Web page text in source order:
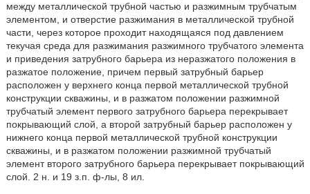
между металлической трубной частью и разжимным трубчатым
элементом, и отверстие разжимания в металлической трубной
части, через которое проходит находящаяся под давлением
текучая среда для разжимания разжимного трубчатого элемента
и приведения затрубного барьера из неразжатого положения в
разжатое положение, причем первый затрубный барьер
расположен у верхнего конца первой металлической трубной
конструкции скважины, и в разжатом положении разжимной
трубчатый элемент первого затрубного барьера перекрывает
покрывающий слой, а второй затрубный барьер расположен у
нижнего конца первой металлической трубной конструкции
скважины, и в разжатом положении разжимной трубчатый
элемент второго затрубного барьера перекрывает покрывающий
слой. 2 н. и 19 з.п. ф-лы, 8 ил.